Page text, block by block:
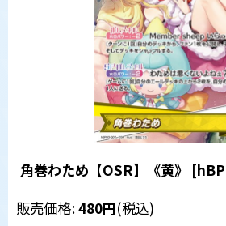
角巻わため【OSR】《黄》 [
販売価格:480円(税込)